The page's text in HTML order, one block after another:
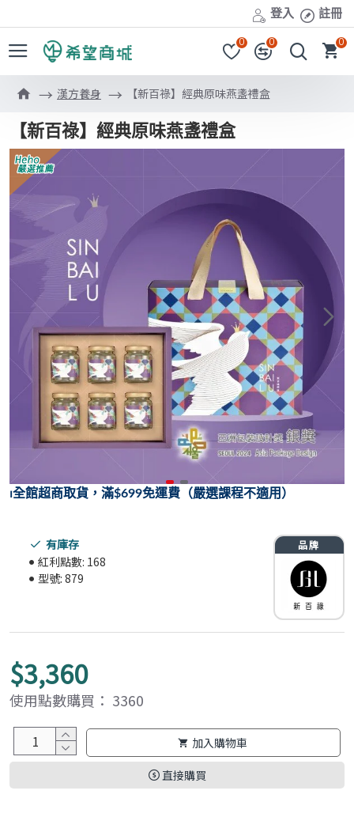
登入 註冊
0 0 0
漢方養身 【新百祿】經典原味燕盞禮盒
【新百祿】經典原味燕盞禮盒
⏐全館超商取貨，滿$699免運費（嚴選課程不適用）
有庫存
紅利點數: 168
型號: 879
$3,360
使用點數購買： 3360
加入購物車
直接購買